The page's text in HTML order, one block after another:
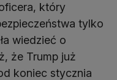
który
tylko
wiedzieć o
że Trump już
koniec stycznia